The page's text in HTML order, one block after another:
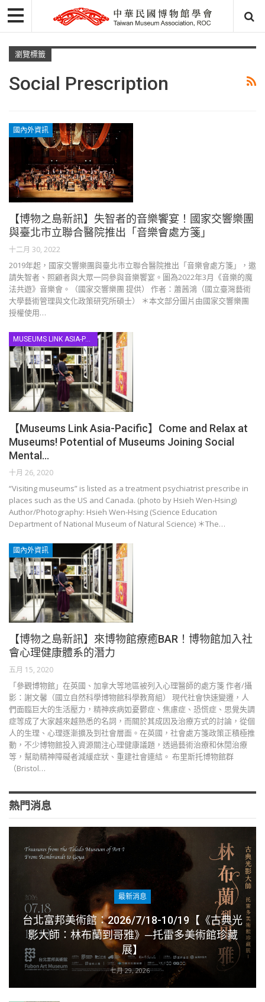
瀏覽標籤
Social Prescription
國內外資訊
【博物之島新訊】失智者的音樂饗宴！國家交響樂團
與臺北市立聯合醫院推出「音樂會處方箋」
十二月 30, 2022
2019年起，國家交響樂團與臺北市立聯合醫院推出「音樂會處方箋」，邀
請失智者、照顧者與大眾一同參與音樂饗宴。圖為2022年3月《音樂的魔
法共遊》音樂會。（國家交響樂團 提供） 作者：蕭茜鴻（國立臺灣藝術
大學藝術管理與文化政策研究所碩士） ＊本文部分圖片由國家交響樂團
授權使用…
MUSEUMS LINK ASIA-PACIFIC
【Museums Link Asia-Pacific】Come and Relax at
Museums! Potential of Museums Joining Social
Mental…
十月 26, 2020
“Visiting museums” is listed as a treatment psychiatrist prescribe in
places such as the US and Canada. (photo by Hsieh Wen-Hsing)
Author/Photography: Hsieh Wen-Hsing (Science Education
Department of National Museum of Natural Science) ＊The…
國內外資訊
【博物之島新訊】來博物館療癒BAR！博物館加入社
會心理健康體系的潛力
五月 15, 2020
「參觀博物館」在英國、加拿大等地區被列入心理醫師的處方箋 作者∕攝
影：謝文馨（國立自然科學博物館科學教育組） 現代社會快速變遷，人
們面臨巨大的生活壓力，精神疾病如憂鬱症、焦慮症、恐慌症、思覺失調
症等成了大家越來越熟悉的名詞，而關於其成因及治療方式的討論，從個
人的生理、心理逐漸擴及到社會層面。在英國，社會處方箋政策正積極推
動，不少博物館投入資源關注心理健康議題，透過藝術治療和休閒治療
等，幫助精神障礙者減緩症狀、重建社會連結。 布里斯托博物館群
（Bristol…
熱門消息
最新消息
台北富邦美術館：2026/7/18-10/19【《古典光
影大師：林布蘭到哥雅》─托雷多美術館珍藏
展】
七月 29, 2026